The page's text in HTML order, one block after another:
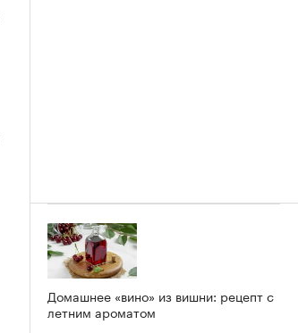
Домашнее «вино» из вишни: рецепт с
летним ароматом